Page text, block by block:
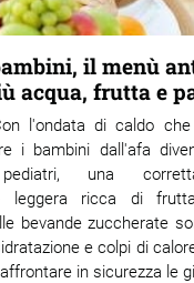
il menù
acqua, frutta e
l'ondata di caldo
i bambini dall'afa
una
leggera ricca di
bevande zuccherate
e colpi di
in sicurezza le